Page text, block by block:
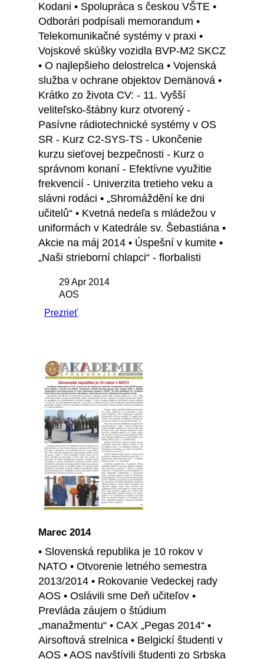
Kodani • Spolupráca s českou VŠTE •
Odborári podpísali memorandum •
Telekomunikačné systémy v praxi •
Vojskové skúšky vozidla BVP-M2 SKCZ
• O najlepšieho delostrelca • Vojenská
služba v ochrane objektov Demänová •
Krátko zo života CV: - 11. Vyšší
veliteľsko-štábny kurz otvorený -
Pasívne rádiotechnické systémy v OS
SR - Kurz C2-SYS-TS - Ukončenie
kurzu sieťovej bezpečnosti - Kurz o
správnom konaní - Efektívne využitie
frekvencií - Univerzita tretieho veku a
slávni rodáci • „Shromáždění ke dni
učitelů“ • Kvetná nedeľa s mládežou v
uniformách v Katedrále sv. Šebastiána •
Akcie na máj 2014 • Úspešní v kumite •
„Naši strieborní chlapci“ - florbalisti
29 Apr 2014
AOS
Prezrieť
Marec 2014
• Slovenská republika je 10 rokov v
NATO • Otvorenie letného semestra
2013/2014 • Rokovanie Vedeckej rady
AOS • Oslávili sme Deň učiteľov •
Prevláda záujem o štúdium
„manažmentu“ • CAX „Pegas 2014“ •
Airsoftová strelnica • Belgickí študenti v
AOS • AOS navštívili študenti zo Srbska